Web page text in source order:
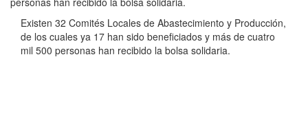
Existen 32 Comités Locales de Abastecimiento y Producción,
de los cuales ya 17 han sido beneficiados y más de cuatro
mil 500 personas han recibido la bolsa solidaria.